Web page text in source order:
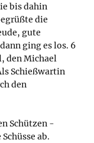
bis dahin
die
gute
ging es los. 6
den Michael
Schießwartin
den
Schützen -
ab.